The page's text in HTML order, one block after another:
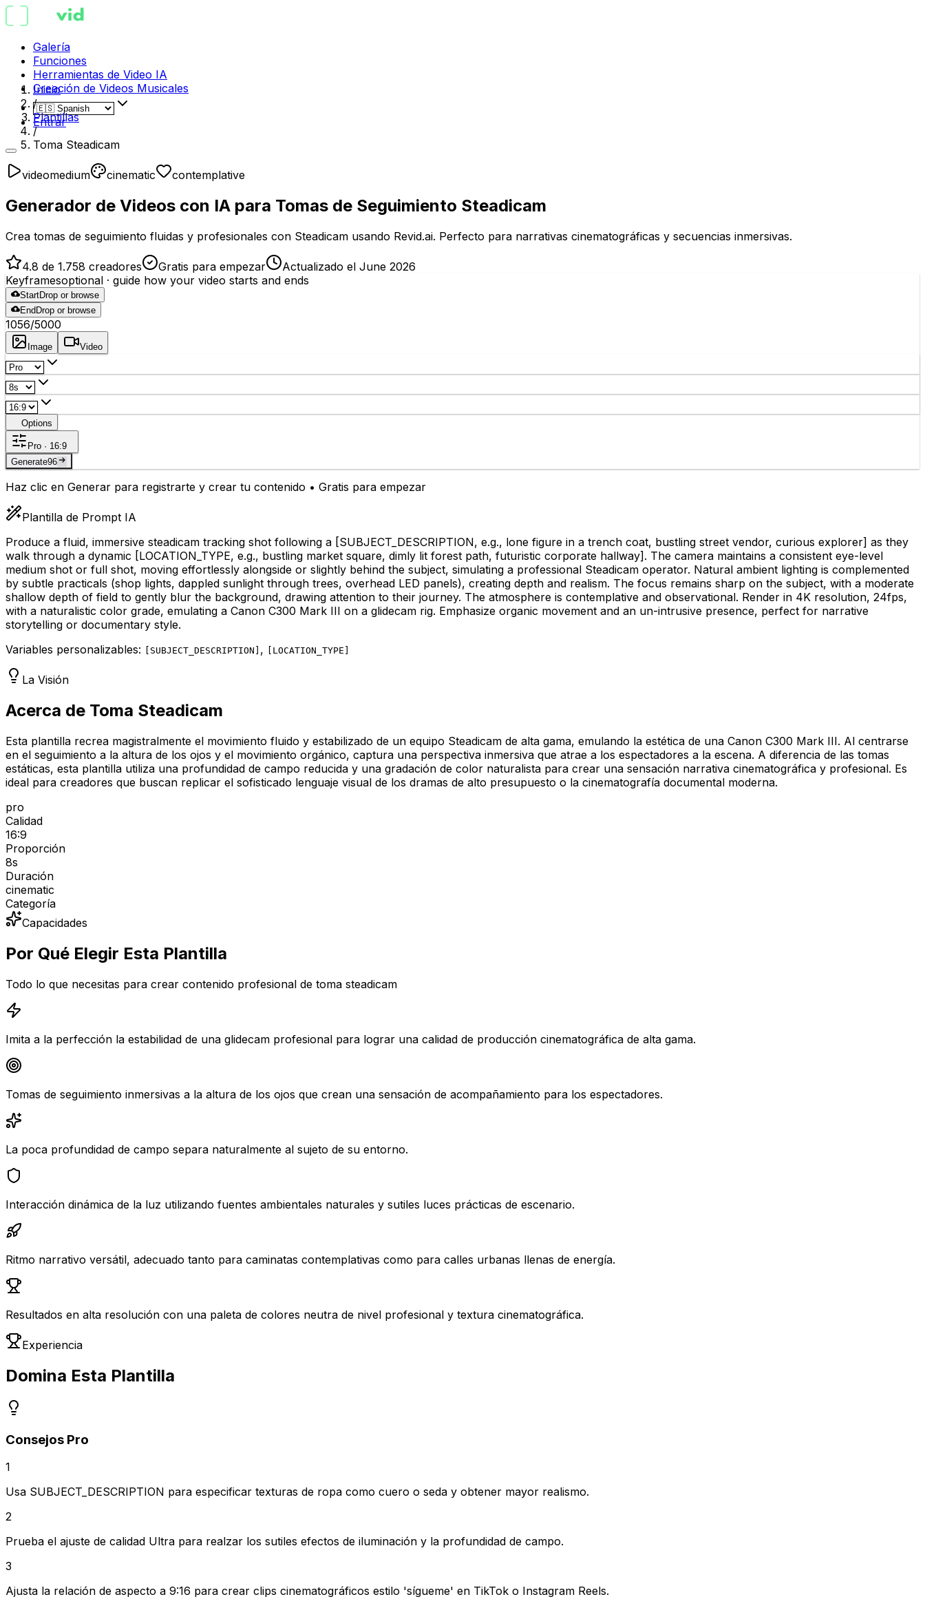
Galería
Funciones
Herramientas de Video IA
Creación de Videos Musicales
Entrar
Inicio
/
Plantillas
/
Toma Steadicam
videomedium cinematic contemplative
Generador de Videos con IA para Tomas de Seguimiento Steadicam
Crea tomas de seguimiento fluidas y profesionales con Steadicam usando Revid.ai. Perfecto para narrativas cinematográficas y secuencias inmersivas.
4.8 de 1.758 creadores Gratis para empezar
Actualizado el June 2026
Keyframesoptional · guide how your video starts and ends
StartDrop or browse
End Drop or browse
1056/5000
Image Video
Options
Pro · 16:9
Generate96
Haz clic en Generar para registrarte y crear tu contenido • Gratis para empezar
Plantilla de Prompt IA
Produce a fluid, immersive steadicam tracking shot following a [SUBJECT_DESCRIPTION, e.g., lone figure in a trench coat, bustling street vendor, curious explorer] as they
walk through a dynamic [LOCATION_TYPE, e.g., bustling market square, dimly lit forest path, futuristic corporate hallway] . The camera maintains a consistent eye-level
medium shot or full shot, moving effortlessly alongside or slightly behind the subject, simulating a professional Steadicam operator. Natural ambient lighting is complemented
by subtle practicals (shop lights, dappled sunlight through trees, overhead LED panels), creating depth and realism. The focus remains sharp on the subject, with a moderate
shallow depth of field to gently blur the background, drawing attention to their journey. The atmosphere is contemplative and observational. Render in 4K resolution, 24fps,
with a naturalistic color grade, emulating a Canon C300 Mark III on a glidecam rig. Emphasize organic movement and an un-intrusive presence, perfect for narrative
storytelling or documentary style.
Variables personalizables:
SUBJECT_DESCRIPTION , LOCATION_TYPE
La Visión
Acerca de Toma Steadicam
Esta plantilla recrea magistralmente el movimiento fluido y estabilizado de un equipo Steadicam de alta gama, emulando la estética de una Canon C300 Mark III. Al centrarse
en el seguimiento a la altura de los ojos y el movimiento orgánico, captura una perspectiva inmersiva que atrae a los espectadores a la escena. A diferencia de las tomas
estáticas, esta plantilla utiliza una profundidad de campo reducida y una gradación de color naturalista para crear una sensación narrativa cinematográfica y profesional. Es
ideal para creadores que buscan replicar el sofisticado lenguaje visual de los dramas de alto presupuesto o la cinematografía documental moderna.
pro
Calidad
16:9
Proporción
8s
Duración
cinematic
Categoría
Capacidades
Por Qué Elegir Esta Plantilla
Todo lo que necesitas para crear contenido profesional de toma steadicam
Imita a la perfección la estabilidad de una glidecam profesional para lograr una calidad de producción cinematográfica de alta gama.
Tomas de seguimiento inmersivas a la altura de los ojos que crean una sensación de acompañamiento para los espectadores.
La poca profundidad de campo separa naturalmente al sujeto de su entorno.
Interacción dinámica de la luz utilizando fuentes ambientales naturales y sutiles luces prácticas de escenario.
Ritmo narrativo versátil, adecuado tanto para caminatas contemplativas como para calles urbanas llenas de energía.
Resultados en alta resolución con una paleta de colores neutra de nivel profesional y textura cinematográfica.
Experiencia
Domina Esta Plantilla
Consejos Pro
1
Usa SUBJECT_DESCRIPTION para especificar texturas de ropa como cuero o seda y obtener mayor realismo.
2
Prueba el ajuste de calidad Ultra para realzar los sutiles efectos de iluminación y la profundidad de campo.
3
Ajusta la relación de aspecto a 9:16 para crear clips cinematográficos estilo 'sígueme' en TikTok o Instagram Reels.